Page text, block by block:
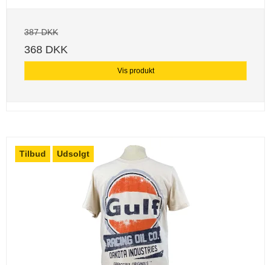
387 DKK
368 DKK
Vis produkt
Tilbud Udsolgt